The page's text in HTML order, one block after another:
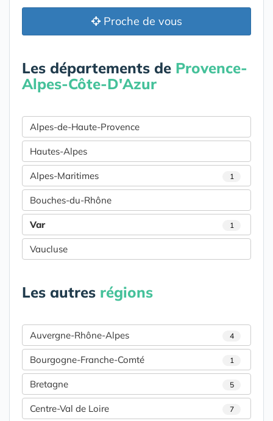
Proche de vous
Les départements de Provence-
Alpes-Côte-D'Azur
Alpes-de-Haute-Provence
Hautes-Alpes
Alpes-Maritimes 1
Bouches-du-Rhône
Var 1
Vaucluse
Les autres régions
Auvergne-Rhône-Alpes 4
Bourgogne-Franche-Comté 1
Bretagne 5
Centre-Val de Loire 7